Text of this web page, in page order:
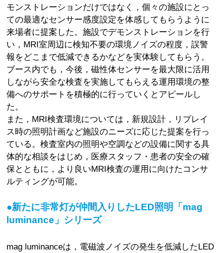
モンストレーションだけではなく，個々の施設にとっ
ての最適なセンサー感度設定を体感してもらうように
来場者に提案した。施設でデモンストレーションを行
い，MRI室周辺に検知不要の環境ノイズの程度，誤警
報をどこまで低減できるかなどを実体験してもらう。
ブース内でも，今後，磁性体センサーを最大限に活用
しながら安全な検査を実施してもらえる運用環境の整
備へのサポートを積極的に行っていくとアピールし
た。
また，MRI検査環境については，新規設計，リプレイ
ス時の照明計画など施設のニーズに応じた提案を行っ
ている。検査室内の照明や空調などの設備に関する具
体的な相談をはじめ，医療スタッフ・患者の安全の確
保とともに，より良いMRI検査の運用に向けたコンサ
ルティングが可能。
●新たに非常灯が仲間入りしたLED照明「mag
luminance」シリーズ
mag luminanceは，電磁波ノイズの発生を低減したLED